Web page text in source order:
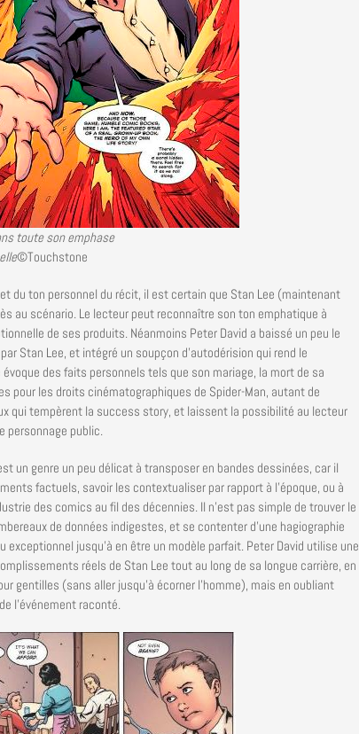
toute son emphase
©Touchstone
du ton personnel du récit, il est certain que Stan Lee (maintenant
au scénario. Le lecteur peut reconnaître son ton emphatique à
de ses produits. Néanmoins Peter David a baissé un peu le
Stan Lee, et intégré un soupçon d’autodérision qui rend le
des faits personnels tels que son mariage, la mort de sa
pour les droits cinématographiques de Spider-Man, autant de
qui tempèrent la success story, et laissent la possibilité au lecteur
personnage public.
un genre un peu délicat à transposer en bandes dessinées, car il
factuels, savoir les contextualiser par rapport à l’époque, ou à
des comics au fil des décennies. Il n’est pas simple de trouver le
de données indigestes, et se contenter d’une hagiographie
exceptionnel jusqu’à en être un modèle parfait. Peter David utilise une
réels de Stan Lee tout au long de sa longue carrière, en
gentilles (sans aller jusqu’à écorner l’homme), mais en oubliant
l’événement raconté.